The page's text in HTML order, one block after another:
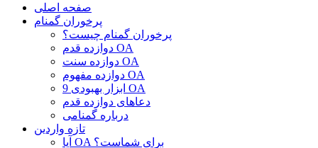
صفحه اصلی
پرخوران گمنام
پرخوران گمنام چیست؟
دوازده قدم OA
دوازده سنت OA
دوازده مفهوم OA
9 ابزار بهبودی OA
دعاهای دوازده قدم
درباره گمنامی
تازه واردین
آیا OA برای شماست؟